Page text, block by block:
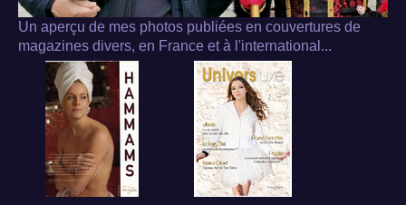
Un aperçu de mes photos publiées en couvertures de
magazines divers, en France et à l'international...